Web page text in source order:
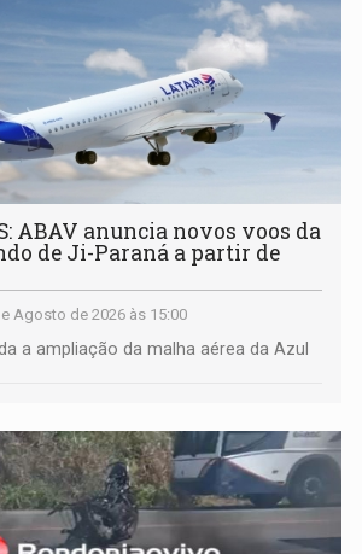
ABAV anuncia novos voos da
de Ji-Paraná a partir de
Agosto de 2026 às 15:00
a ampliação da malha aérea da Azul